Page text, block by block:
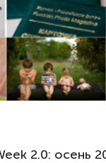
2.0: осень